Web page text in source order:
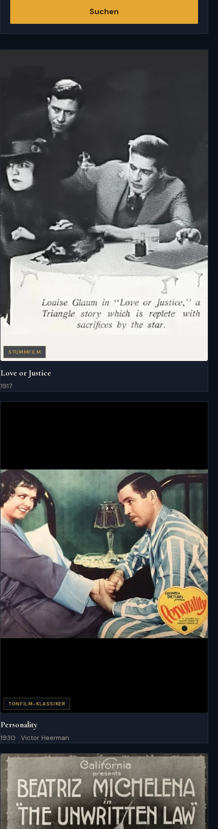
Suchen
STUMMFILM
Love or Justice
1917
TONFILM-KLASSIKER
Personality
1930 · Victor Heerman